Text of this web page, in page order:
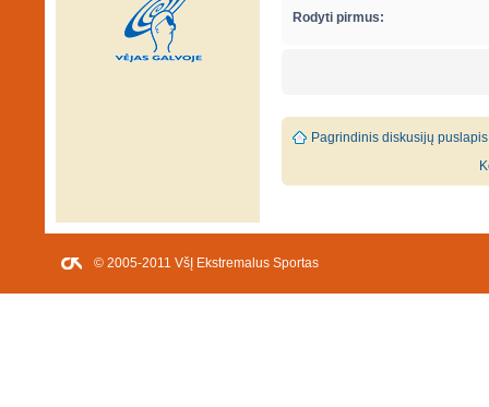
Rodyti pirmus:
Pagrindinis diskusijų puslapis
© 2005-2011 VšĮ Ekstremalus Sportas